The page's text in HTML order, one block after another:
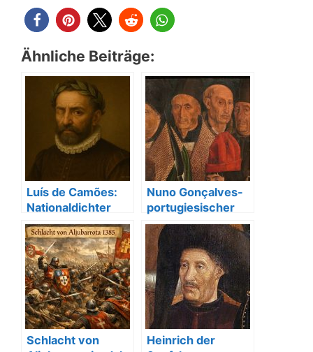
Ähnliche Beiträge:
Luís de Camões:
Nationaldichter
und
portugiesisches
Kulturerbe
Nuno Gonçalves-
portugiesischer
Künstler
Schlacht von
Heinrich der